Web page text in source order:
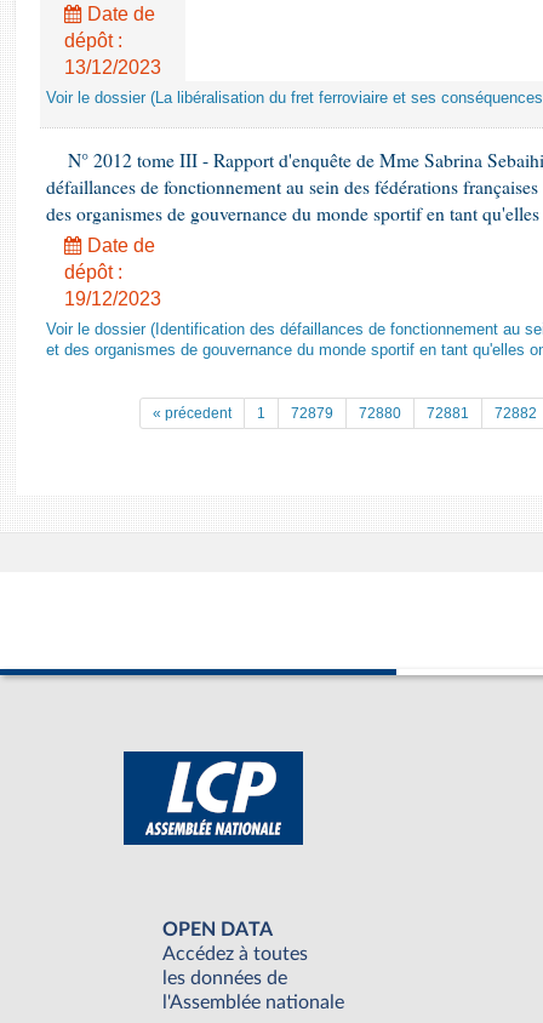
Baromètre de l’application des lois
Dossiers législatifs
Budget et sécurité sociale
Questions écrites et orales
Comptes rendus des débats
Date de
dépôt :
13/12/2023
Voir le dossier (La libéralisation du fret ferroviaire et ses
N° 2012 tome III - Rapport d'enquête de Mme Sabrina
défaillances de fonctionnement au sein des fédérations
des organismes de gouvernance du monde sportif en tant
Date de
dépôt :
19/12/2023
Voir le dossier (Identification des défaillances de fonctionnement au
et des organismes de gouvernance du monde sportif en tant qu'elles
« précedent 1 72879 72880 72881 72882
OPEN DATA
Accédez à toutes
les données de
l'Assemblée nationale